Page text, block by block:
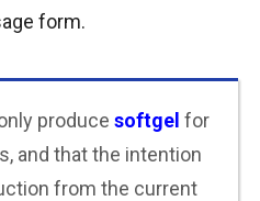
form.
produce softgel for
and that the intention
from the current